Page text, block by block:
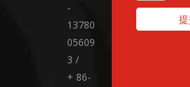
-
13780
05609
3 /
+ 86-